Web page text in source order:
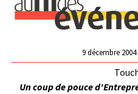
9 décembre 2004
Un coup de pouce